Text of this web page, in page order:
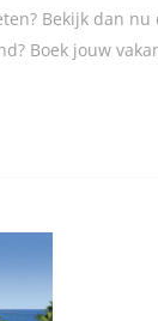
Bekijk dan nu
Boek jouw